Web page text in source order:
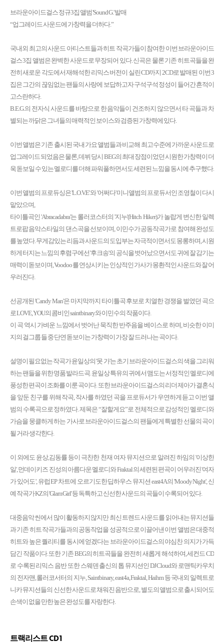
브라운아이드걸스 정규3집 앨범 'Sound G.' 발매
“업그레이드 사운드에 가창력을 더하다.”
국내외 최고의 사운드 아티스트들과 히트 작곡가들이 참여한 이번 브라운아이드
걸스 3집 앨범은 완벽한 사운드로 무장되어 있다. 신곡은 물론 기존 히트곡들을 완
전히 새로운 각도에서 재해석한 리믹스 버전이 실린 CD까지 2CD로 발매된 이번 3
집은 그간의 끊임없는 팬들의 사랑에 보답하고자 구석구석 정성이 들어간 흔적이
고스란하다.
B.E.G.의 전자식 사운드를 바탕으로 한 음악들이 건조하지 않으면서 타 곡들과 차
별되는 까닭은 그녀들의 매력적인 보이스와 검증된 가창력에 있다.
이번 앨범은 기존 출시된 국내 가요 앨범들과 비교해 최고수준에 가까운 사운드로
업그레이드 되었음은 물론, 데뷔 당시 BEG의 최대 장점이었던 시원한 가창력이 더
욱 돋보일 수 있는 멜로디를 더해 파워풀하면서도 세련된 느낌을 동시에 추구했다.
이번 앨범의 프로듀싱은 'L.O.V.E' 와 '어쩌다' 미니앨범의 프로듀서인 조영철이 다시
맡았으며,
타이틀곡인 'Abracadabra'는 롤러코스터의 '지누'(Hitch Hiker)가 놀랍게 변신한 일렉
트로팝 음악스타일의 댄스곡을 선보이며, 이민수가 공동작곡가로 참여해 완성도
를 높였다. 무게감있는 리듬과 사운드의 도입부는 자극적이면서도 몽롱하며, 시원
하게 터지는 느낌의 후렴구에선 '후크송'의 공식을 벗어났으면서도 귀에 잘 감기는
매력이 돋보이며, Voodoo 를 연상시키는 인상적인 가사가 몽환적인 사운드와 잘 어
우러진다.
선공개된 'Candy Man'은 마지막까지 타이틀곡 후보로 치열한 경쟁을 벌였던 곡으
로 LOVE, YOU의 콤비인 saintbinary와 이민수의 작품이다.
이 곡 역시 가벼운 느낌에서 벗어난 묵직한 반주음을 베이스로 하며, 비슷한 이미
지의 걸그룹 들 중 단연 돋보이는 가창력이 가장 잘 드러나는 곡이다.
설명이 필요없는 작곡가 윤일상의 '못 가'는 초기 브라운아이드걸스의 색을 그리워
하는 팬들을 위한 명품 발라드곡. 윤일상 특유의 귀에서 맴도는 서정적인 멜로디에
풍성한 편곡이 조화를 이룬 곡이다. 또한 브라운아이드걸스의 리더 제아가 결혼식
을 앞둔 친구를 위해 작곡, 작사를 하였던 곡을 프로듀서가 우연하게 듣고 이번 앨
범의 수록곡으로 정하였다. 제목은 “잘할게요”로 전체적으로 감성적인 멜로디와
가슴을 뭉클하게 하는 가사로 브라운아이드걸스의 팬들에게 특별한 선물의 곡이
될 거라 생각한다.
이 외에도 윤상,김동률 등이 극찬한 천재 여자 뮤지션으로 알려진 하임의 '이상한
일', 먼데이키즈 진성의 아름다운 멜로디와 Fraktal 의 세련된 편곡이 어우러진 '여자
가 있어도 ', 유럽 EP 차트에 오르기도한 딥하우스 뮤지션 east4A 의 'Moody Night', 신
예 작곡가 KZ의 'Glam Girl' 등 독특하고 신선한 사운드의 곡들이 수록되어 있다.
대중음악 씬에서 많이 활동하지 않지만 최신 트렌드 사운드를 읽어내는 뮤지션들
과 기존 히트 작곡가들과의 공동작업을 성공적으로 이끌어낸 이번 앨범은 대중적
히트와 높은 퀄리티를 동시에 얻겠다는 브라운아이드걸스의 야심찬 의지가 가득
담긴 작품이다. 또한 기존 BEG의 히트곡들을 완전히 새롭게 해석하여, 세컨드 CD
로 수록된 리믹스 음반 또한 스웨덴 출신의 톱 뮤지션인 DJ Cloud와 로맨틱카우치
의 전자맨, 롤러코서터의 지누, Saintbinary, east4a, Fraktal, Haihm 등 국내외 일렉트로
니카 뮤지션들의 신선한 사운드로 채워진 음반으로, 별도의 앨범으로 출시되어도
손색이 없을 만한 높은 완성도를 자랑한다.
트랙리스트 CD1